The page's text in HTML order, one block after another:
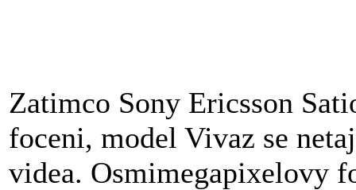
Zatimco Sony Ericsson
foceni, model Vivaz se
videa. Osmimegapixelovy